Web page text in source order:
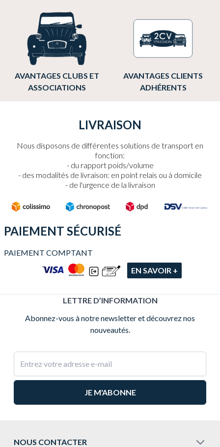
AVANTAGES CLUBS ET
ASSOCIATIONS
AVANTAGES CLIENTS
ADHÉRENTS
LIVRAISON
Nous disposons de différentes solutions de transport en
fonction:
du rapport poids/volume
des modalités de livraison: en point relais ou à domicile
de l'urgence de la livraison
PAIEMENT SÉCURISÉ
PAIEMENT COMPTANT
EN SAVOIR +
LETTRE D’INFORMATION
Abonnez-vous à notre newsletter et découvrez nos
nouveautés.
Adresse e-mail
NOUS CONTACTER